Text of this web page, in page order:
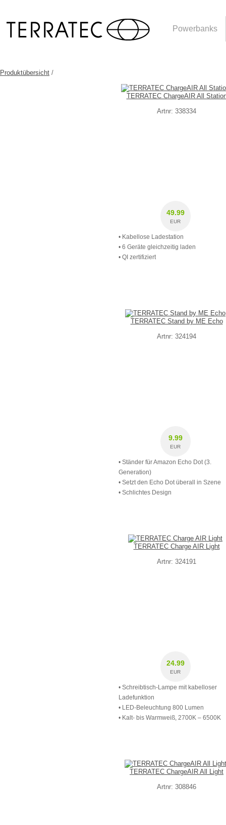
Powerbanks
Produktübersicht /
TERRATEC ChargeAIR All
Artnr: 338334
49.99
EUR
• Kabellose Ladestation
• 6 Geräte gleichzeitig laden
• QI zertifiziert
TERRATEC Stand by ME Echo
Artnr: 324194
9.99
EUR
• Ständer für Amazon Echo Dot (3.
Generation)
• Setzt den Echo Dot überall in Szene
• Schlichtes Design
TERRATEC Charge AIR Light
Artnr: 324191
24.99
EUR
• Schreibtisch-Lampe mit kabelloser
Ladefunktion
• LED-Beleuchtung 800 Lumen
• Kalt- bis Warmweiß, 2700K – 6500K
TERRATEC ChargeAIR All Light
Artnr: 308846